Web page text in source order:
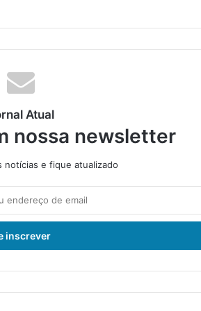
Atual
nossa newsletter
notícias e fique atualizado